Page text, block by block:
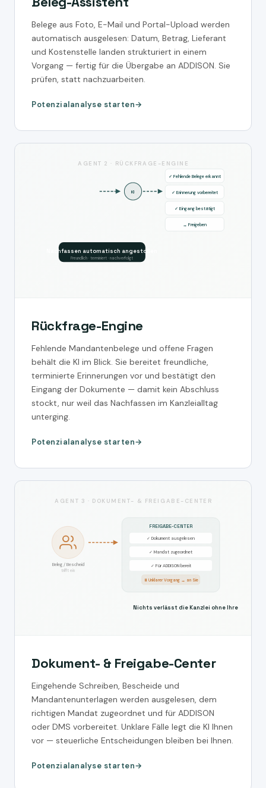
Belege aus Foto, E-Mail und Portal-Upload werden
automatisch ausgelesen: Datum, Betrag, Lieferant
und Kostenstelle landen strukturiert in einem
Vorgang — fertig für die Übergabe an ADDISON. Sie
prüfen, statt nachzuarbeiten.
Potenzialanalyse starten
AGENT 2 · RÜCKFRAGE-ENGINE
KI
✓ Fehlende Belege erkannt
✓ Erinnerung vorbereitet
✓ Eingang bestätigt
→ Freigeben
Nachfassen automatisch angestoßen
Freundlich · terminiert · nachverfolgt
Rückfrage-Engine
Fehlende Mandantenbelege und offene Fragen
behält die KI im Blick. Sie bereitet freundliche,
terminierte Erinnerungen vor und bestätigt den
Eingang der Dokumente — damit kein Abschluss
stockt, nur weil das Nachfassen im Kanzleialltag
unterging.
Potenzialanalyse starten
AGENT 3 · DOKUMENT- & FREIGABE-CENTER
Beleg / Bescheid
trifft ein
FREIGABE-CENTER
✓ Dokument ausgelesen
✓ Mandat zugeordnet
✓ Für ADDISON bereit
⏸ Unklarer Vorgang → an Sie
Nichts verlässt die Kanzlei ohne Ihre Freigabe
Dokument- & Freigabe-Center
Eingehende Schreiben, Bescheide und
Mandantenunterlagen werden ausgelesen, dem
richtigen Mandat zugeordnet und für ADDISON
oder DMS vorbereitet. Unklare Fälle legt die KI Ihnen
vor — steuerliche Entscheidungen bleiben bei Ihnen.
Potenzialanalyse starten